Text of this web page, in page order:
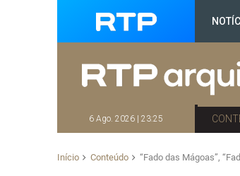
6 Ago. 2026 | 23:25
Início Conteúdo “Fado das Mágoas”,